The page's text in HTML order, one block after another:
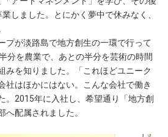
しました。とにかく夢中で休みなく、
プが淡路島で地方創生の一環で行って
分を農業で、あとの半分を芸術の時間
みを知りました。「これほどユニーク
社はほかにはない。こんな会社で働き
。2015年に入社し、希望通り「地方創
へ配属されました。